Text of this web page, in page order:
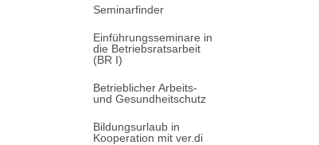
Seminarfinder
Einführungsseminare in
die Betriebsratsarbeit
(BR I)
Betrieblicher Arbeits-
und Gesundheitschutz
Bildungsurlaub in
Kooperation mit ver.di